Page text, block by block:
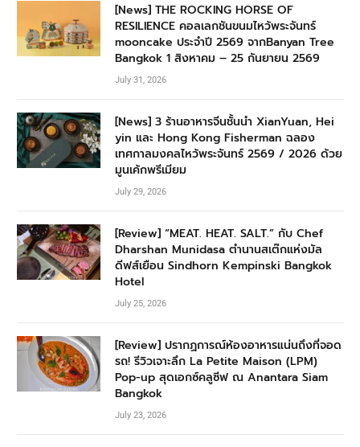
[News] THE ROCKING HORSE OF
RESILIENCE คอลเลกชันขนมไหว้พระจันทร์
mooncake ประจำปี 2569 จากBanyan Tree
Bangkok 1 สิงหาคม – 25 กันยายน 2569
July 31, 2026
[News] 3 ร้านอาหารจีนชั้นนำ XianYuan, Hei
yin และ Hong Kong Fisherman ฉลอง
เทศกาลมงคลไหว้พระจันทร์ 2569 / 2026 ด้วย
มูนเค้กพรีเมียม
July 29, 2026
[Review] “MEAT. HEAT. SALT.” กับ Chef
Dharshan Munidasa ตำนานสเต๊กแห่งมัล
ดีฟส์เยือน Sindhorn Kempinski Bangkok
Hotel
July 25, 2026
[Review] ปรากฏการณ์ห้องอาหารแน่นถึงที่จอด
รถ! รีวิวเจาะลึก La Petite Maison (LPM)
Pop-up สุดเอกซ์คลูซีฟ ณ Anantara Siam
Bangkok
July 23, 2026